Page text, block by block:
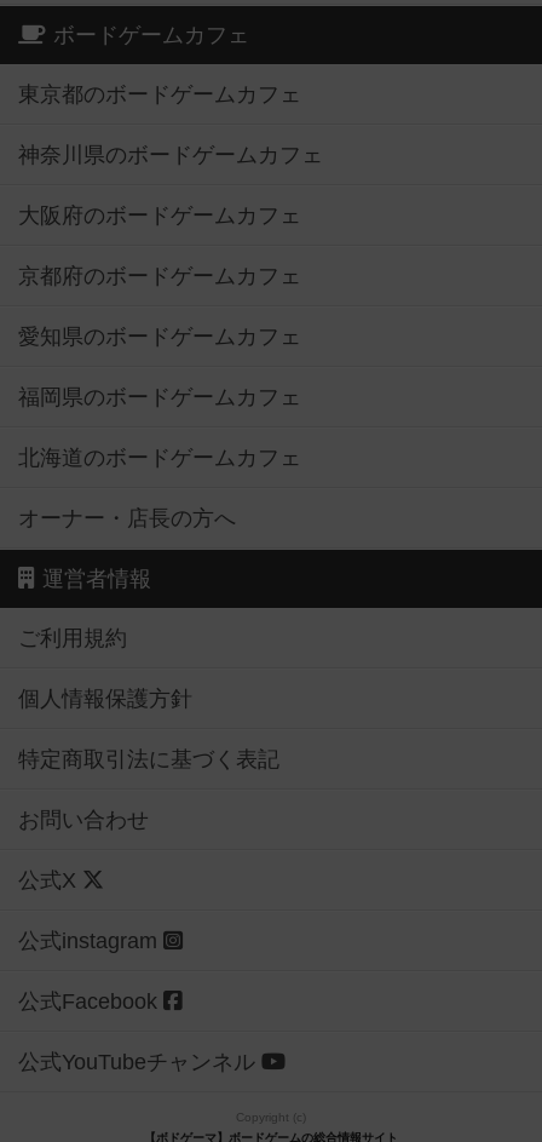
ボードゲームカフェ
東京都のボードゲームカフェ
神奈川県のボードゲームカフェ
大阪府のボードゲームカフェ
京都府のボードゲームカフェ
愛知県のボードゲームカフェ
福岡県のボードゲームカフェ
北海道のボードゲームカフェ
オーナー・店長の方へ
運営者情報
ご利用規約
個人情報保護方針
特定商取引法に基づく表記
お問い合わせ
公式X
公式instagram
公式Facebook
公式YouTubeチャンネル
Copyright (c)
【ボドゲーマ】ボードゲームの総合情報サイト